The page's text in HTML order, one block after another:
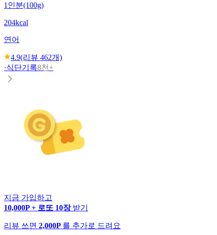
1인분(100g)
204kcal
연어
4.9(리뷰 462개)
·식단기록8천+
지금 가입하고
10,000P + 로또 10장 받기
리뷰 쓰면 2,000P 를 추가로 드려요